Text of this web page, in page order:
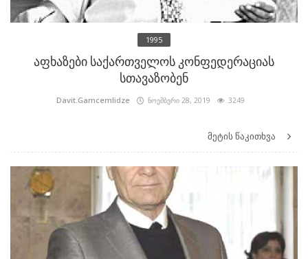
1995
აფხაზები საქართველოს კონფედერაციას
სთავაზობენ
Davit.Gamcemlidze ნოემბერი 28, 2019 3249
მეტის წაკითხვა